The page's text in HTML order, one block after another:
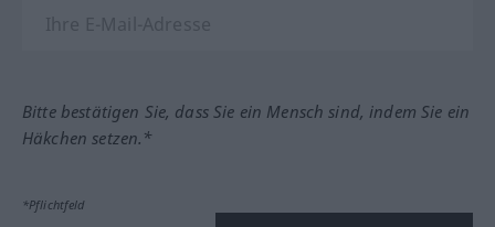
Bitte bestätigen Sie, dass Sie ein Mensch sind, indem Sie ein
Häkchen setzen.*
*Pflichtfeld